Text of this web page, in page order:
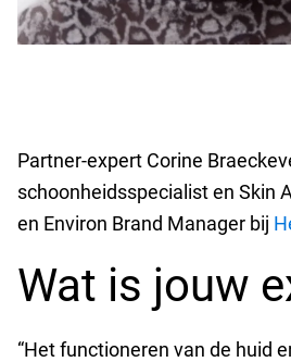
Partner-expert Corine
schoonheidsspecialist en Skin
en Environ Brand Manager bij
Wat is jouw
“Het functioneren van de huid